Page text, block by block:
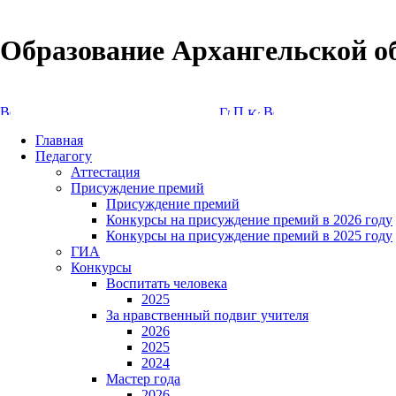
Образование Архангельской
Главная
Педагогу
Аттестация
Присуждение премий
Присуждение премий
Конкурсы на присуждение премий в 2026 году
Конкурсы на присуждение премий в 2025 году
ГИА
Конкурсы
Воспитать человека
2025
За нравственный подвиг учителя
2026
2025
2024
Мастер года